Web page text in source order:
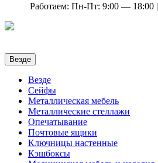
Работаем: Пн-Пт: 9:00 — 18:00 |
Везде
Везде
Сейфы
Металлическая мебель
Металлические стеллажи
Опечатывание
Почтовые ящики
Ключницы настенные
Кэшбоксы